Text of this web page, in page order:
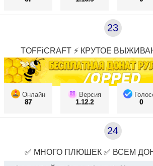
23
TOFFiCRAFT ⚡ КРУТОЕ
Онлайн
87
Версия
1.12.2
0
24
✅ МНОГО ПЛЮШЕК ✅ ВСЕМ